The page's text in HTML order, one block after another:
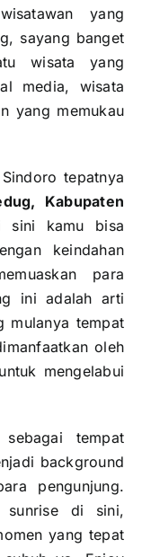
yang
sayang banget
wisata yang
media, wisata
yang memukau
tepatnya
Kabupaten
sini kamu bisa
keindahan
para
ini adalah arti
mulanya tempat
oleh
mengelabui
tempat
background
pengunjung.
sunrise di sini,
yang tepat